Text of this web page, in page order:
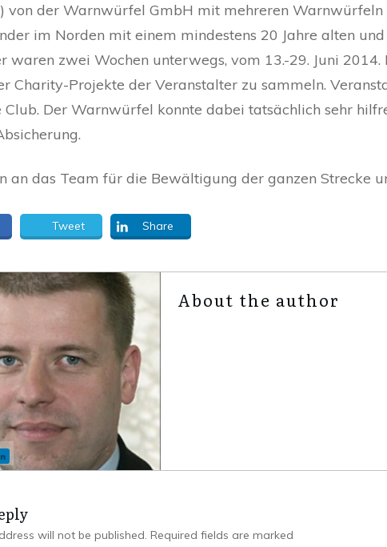
von der Warnwürfel GmbH mit mehreren
im Norden mit einem mindestens 20 Jahre alten
waren zwei Wochen unterwegs, vom 13.-29. Juni
Charity-Projekte der Veranstalter zu sammeln.
Der Warnwürfel konnte dabei tatsächlich sehr
an das Team für die Bewältigung der ganzen Strecke
Tweet Share
About the author
will not be published. Required fields are marked